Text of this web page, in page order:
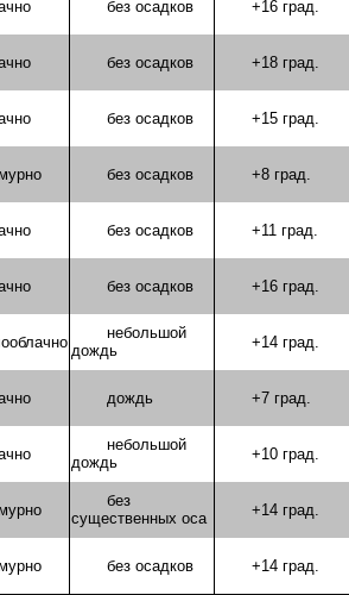
без осадков +16 град.
без осадков +18 град.
без осадков +15 град.
без осадков +8 град.
без осадков +11 град.
без осадков +16 град.
небольшой
дождь
+14 град.
дождь +7 град.
небольшой
дождь
+10 град.
без
существенных оса
+14 град.
без осадков +14 град.